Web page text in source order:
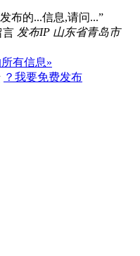
布的...信息,请问...”
发布IP 山东省青岛市
有信息»
？我要免费发布